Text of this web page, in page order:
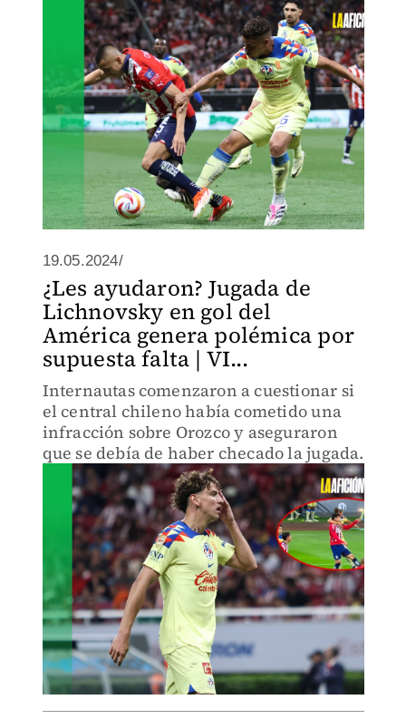
19.05.2024/
¿Les ayudaron? Jugada de
Lichnovsky en gol del
América genera polémica por
supuesta falta | VI...
Internautas comenzaron a cuestionar si
el central chileno había cometido una
infracción sobre Orozco y aseguraron
que se debía de haber checado la jugada.